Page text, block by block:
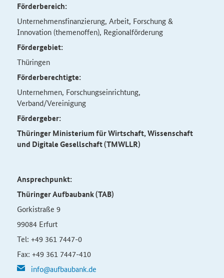
Förderbereich:
Unternehmensfinanzierung, Arbeit, Forschung &
Innovation (themenoffen), Regionalförderung
Fördergebiet:
Thüringen
Förderberechtigte:
Unternehmen, Forschungseinrichtung,
Verband/Vereinigung
Fördergeber:
Thüringer Ministerium für Wirtschaft, Wissenschaft
und Digitale Gesellschaft (TMWLLR)
Ansprechpunkt:
Thüringer Aufbaubank (TAB)
Gorkistraße 9
99084 Erfurt
Tel: +49 361 7447-0
Fax: +49 361 7447-410
info@aufbaubank.de